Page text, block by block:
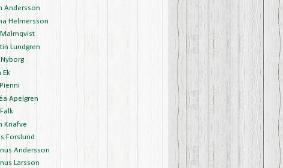
Andersson
Helmersson
Malmqvist
Lundgren
Nyborg
Ek
Apelgren
Knafve
Forslund
Andersson
Larsson